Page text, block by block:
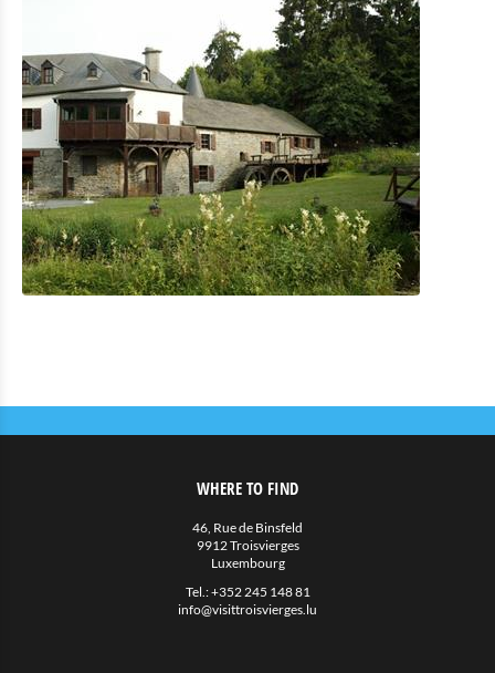
Musée de la poste et musée des instruments d'écriture
Musée du moulin à eau
Shopping
Mobilité à Troisvierges
Location de Vélo
Activités intérieures
Actualités
WHERE TO FIND
46, Rue de Binsfeld
9912 Troisvierges
Luxembourg
Tel.:+352 245 148 81
info@visittroisvierges.lu